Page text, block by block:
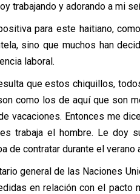
trabajando y adorando a mi
para este haitiano,
sino que muchos han
laboral.
que estos chiquillos,
como los de aquí que son
vacaciones. Entonces me
trabaja el hombre. Le doy
de contratar durante el verano
general de las Naciones
en relación con el pacto